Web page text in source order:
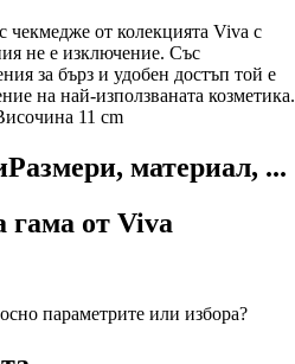
чекмедже от колекцията Viva с
не е изключение. Със
за бърз и удобен достъп той е
на най-използваната козметика.
11 cm
Размери, материал, ...
гама от Viva
параметрите или избора?